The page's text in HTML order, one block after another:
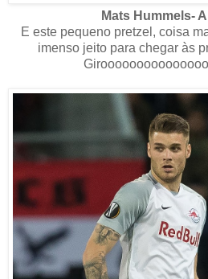
Mats Hummels-
E este pequeno pretzel, coisa
imenso jeito para chegar às